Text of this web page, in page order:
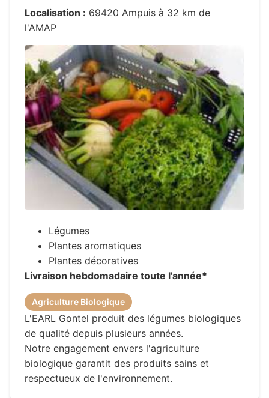
Localisation : 69420 Ampuis à 32 km de
l'AMAP
Légumes
Plantes aromatiques
Plantes décoratives
Livraison hebdomadaire toute l'année*
Agriculture Biologique
L'EARL Gontel produit des légumes biologiques
de qualité depuis plusieurs années.
Notre engagement envers l'agriculture
biologique garantit des produits sains et
respectueux de l'environnement.